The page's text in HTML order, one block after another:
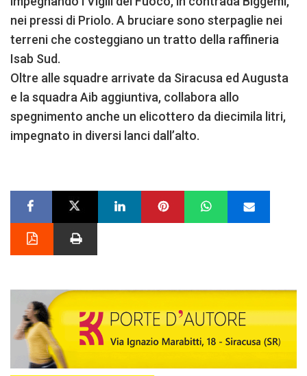
nei pressi di Priolo. A bruciare sono sterpaglie nei
terreni che costeggiano un tratto della raffineria
Isab Sud.
Oltre alle squadre arrivate da Siracusa ed Augusta
e la squadra Aib aggiuntiva, collabora allo
spegnimento anche un elicottero da diecimila litri,
impegnato in diversi lanci dall’alto.